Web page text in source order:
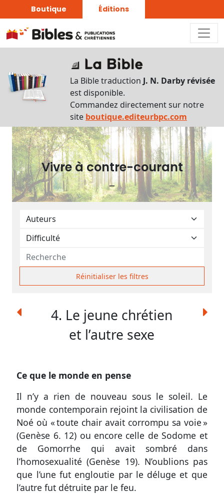
Boutique Éditions
La Bible traduction J. N. Darby révisée
est disponible.
Commandez directement sur notre
site boutique.editeurbpc.com
Vivre à contre-courant
–
Réinitialiser les filtres
4. Le jeune chrétien
et l’autre sexe
Ce que le monde en pense
Il n’y a rien de nouveau sous le soleil. Le
monde contemporain rejoint la civilisation de
Noé où « toute chair avait corrompu sa voie »
(Genèse 6. 12) ou encore celle de Sodome et
de Gomorrhe qui avait sombré dans
l’homosexualité (Genèse 19). N’oublions pas
que l’une fut engloutie par le déluge et que
l’autre fut détruite par le feu.
du
livre
supports
Exemplaire
papier
Nous
une
du